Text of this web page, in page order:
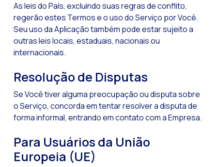
As leis do País, excluindo suas regras de conflito,
regerão estes Termos e o uso do Serviço por Você.
Seu uso da Aplicação também pode estar sujeito a
outras leis locais, estaduais, nacionais ou
internacionais.
Resolução de Disputas
Se Você tiver alguma preocupação ou disputa sobre
o Serviço, concorda em tentar resolver a disputa de
forma informal, entrando em contato com a Empresa.
Para Usuários da União
Europeia (UE)